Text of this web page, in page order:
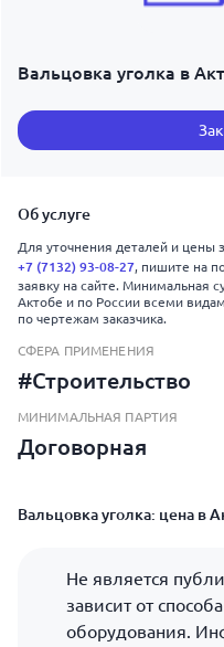
Вальцовка уголка в
Об услуге
Для уточнения деталей и цены
+7 (7132) 93-08-27, пишите на
заявку на сайте. Минимальная
Актобе и по России всеми
по чертежам заказчика.
СФЕРА ПРИМЕНЕНИЯ
#Строительство
МИНИМАЛЬНАЯ ПАРТИЯ
Договорная
Вальцовка уголка: цена в
Не является
зависит от
оборудования.